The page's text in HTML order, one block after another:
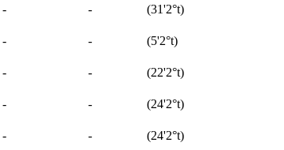
- - (31'2°t)
- - (5'2°t)
- - (22'2°t)
- - (24'2°t)
- - (24'2°t)